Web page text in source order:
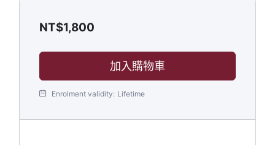
NT$1,800
加入購物車
Enrolment validity: Lifetime